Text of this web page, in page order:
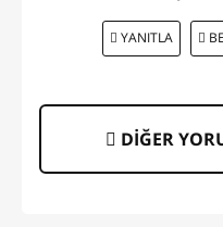
YANITLA
DİĞER